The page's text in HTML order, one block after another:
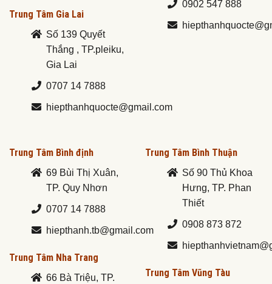
Trung Tâm Gia Lai
Số 139 Quyết
Thắng , TP.pleiku,
Gia Lai
0707 14 7888
hiepthanhquocte@gmail.com
0902 547 888
Trung Tâm Bình định
69 Bùi Thị Xuân,
TP. Quy Nhơn
0707 14 7888
hiepthanh.tb@gmail.com
Trung Tâm Nha Trang
66 Bà Triệu, TP.
Trung Tâm Bình Thuận
Số 90 Thủ Khoa
Hưng, TP. Phan
Thiết
0908 873 872
Trung Tâm Vũng Tàu